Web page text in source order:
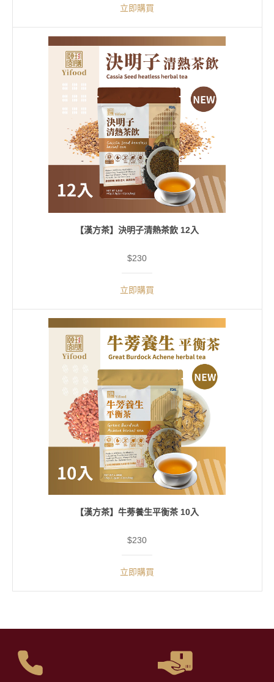
立即購買
【漢方茶】決明子清熱茶飲 12入
$230
立即購買
【漢方茶】牛蒡養生平衡茶 10入
$230
立即購買